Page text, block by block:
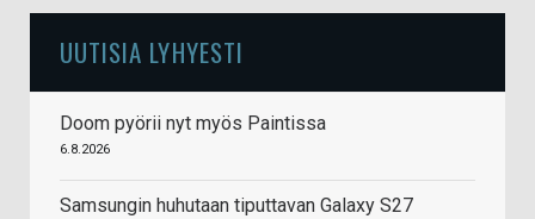
UUTISIA LYHYESTI
Doom pyörii nyt myös Paintissa
6.8.2026
Samsungin huhutaan tiputtavan Galaxy S27